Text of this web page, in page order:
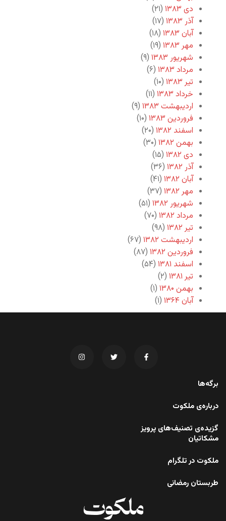
دی ۱۳۸۳
(۲۱)
آذر ۱۳۸۳
(۱۷)
آبان ۱۳۸۳
(۱۸)
مهر ۱۳۸۳
(۱۹)
شهریور ۱۳۸۳
(۹)
مرداد ۱۳۸۳
(۶)
تیر ۱۳۸۳
(۱۰)
خرداد ۱۳۸۳
(۱۱)
اردیبهشت ۱۳۸۳
(۹)
فروردین ۱۳۸۳
(۱۰)
اسفند ۱۳۸۲
(۲۰)
بهمن ۱۳۸۲
(۳۰)
دی ۱۳۸۲
(۱۵)
آذر ۱۳۸۲
(۳۶)
آبان ۱۳۸۲
(۴۱)
مهر ۱۳۸۲
(۳۷)
شهریور ۱۳۸۲
(۵۱)
مرداد ۱۳۸۲
(۷۰)
تیر ۱۳۸۲
(۹۸)
اردیبهشت ۱۳۸۲
(۶۷)
فروردین ۱۳۸۲
(۸۷)
اسفند ۱۳۸۱
(۵۴)
تیر ۱۳۸۱
(۲)
بهمن ۱۳۸۰
(۱)
آبان ۱۳۶۴
(۱)
برگه‌ها
درباره‌ی ملکوت
گزیده‌ی تصنیف‌های پرویز
مشکاتیان
ملکوت در تلگرام
طربستان رمضانی